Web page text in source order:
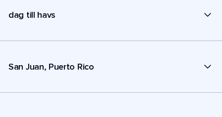
dag till havs
San Juan, Puerto Rico